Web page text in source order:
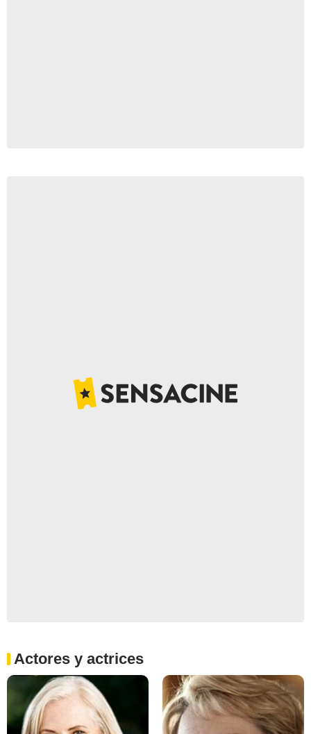
Actores y actrices